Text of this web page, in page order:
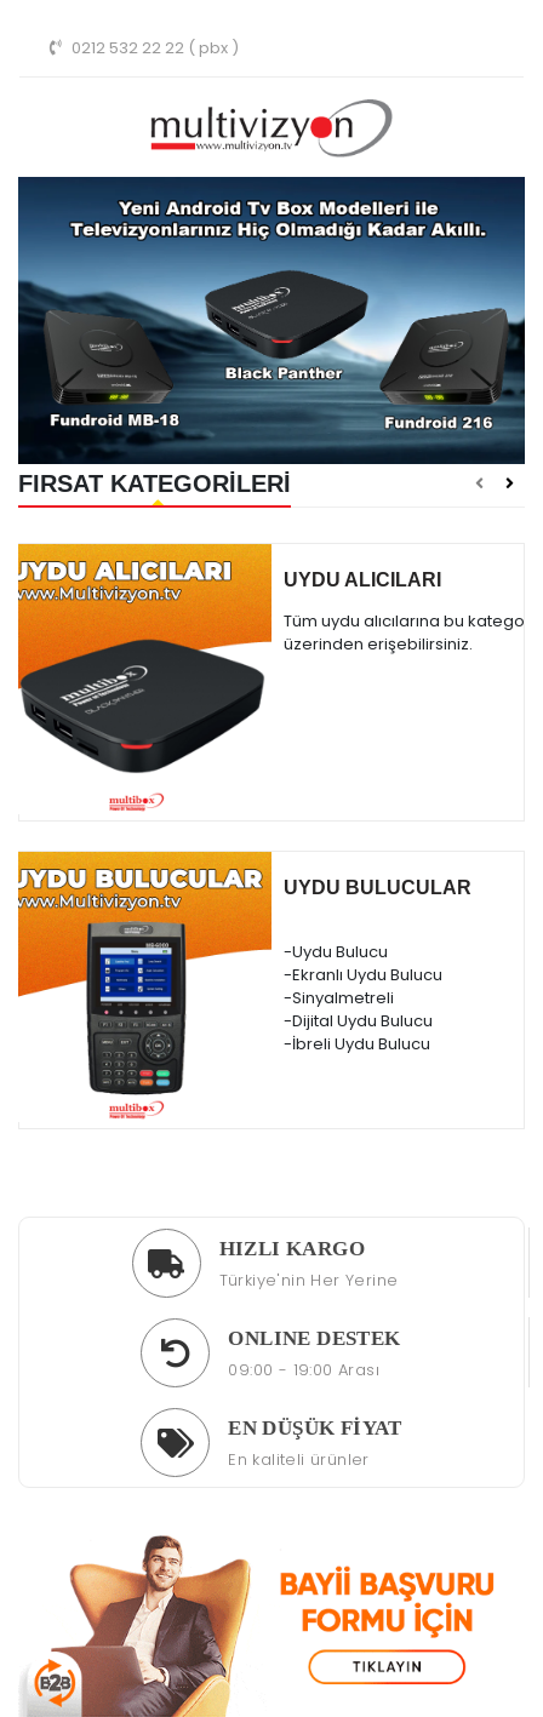
0212 532 22 22 ( pbx )
FIRSAT KATEGORİLERİ
UYDU ALICILARI
Tüm uydu alıcılarına bu kategori
üzerinden erişebilirsiniz.
UYDU BULUCULAR
-Uydu Bulucu
-Ekranlı Uydu Bulucu
-Sinyalmetreli
-Dijital Uydu Bulucu
-İbreli Uydu Bulucu
HIZLI KARGO
Türkiye'nin Her Yerine
ONLINE DESTEK
09:00 - 19:00 Arası
EN DÜŞÜK FİYAT
En kaliteli ürünler